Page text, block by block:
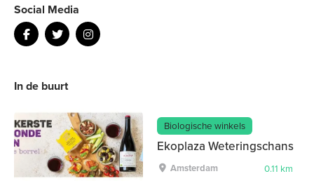
Social Media
In de buurt
Biologische winkels
Ekoplaza Weteringschans
Amsterdam 0.11 km